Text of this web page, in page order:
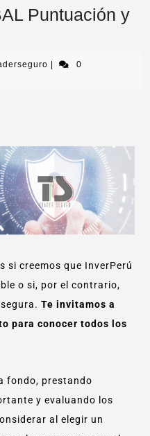
Puntuación y
0
si creemos que InverPerú
o si, por el contrario,
Te invitamos a
para conocer todos los
fondo, prestando
y evaluando los
al elegir un